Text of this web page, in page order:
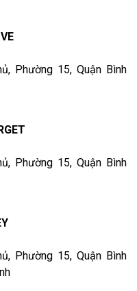
Phường 15, Quận Bình
Phường 15, Quận Bình
Phường 15, Quận Bình